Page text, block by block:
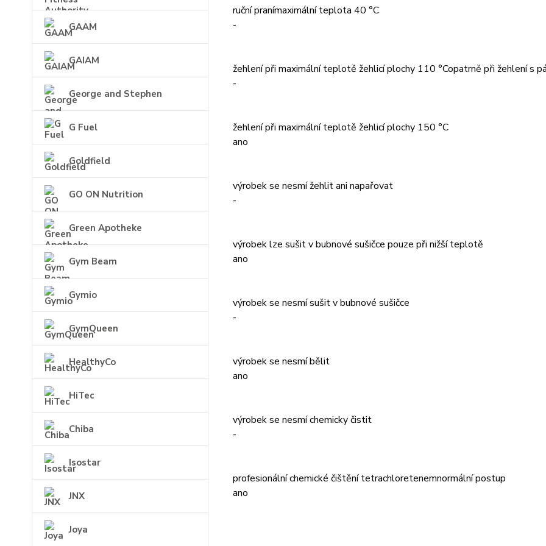
GAAM
GAIAM
George and Stephen
G Fuel
Goldfield
GO ON Nutrition
Green Apotheke
Gym Beam
Gymio
GymQueen
HealthyCo
HiTec
Chiba
Isostar
JNX
Joya
ruční pranímaximální teplota 40 °C
-
žehlení při maximální teplotě žehlicí plochy 110 °Copatrně při žehlení s
-
žehlení při maximální teplotě žehlicí plochy 150 °C
ano
výrobek se nesmí žehlit ani napařovat
-
výrobek lze sušit v bubnové sušičce pouze při nižší teplotě
ano
výrobek se nesmí sušit v bubnové sušičce
-
výrobek se nesmí bělit
ano
výrobek se nesmí chemicky čistit
-
profesionální chemické čištění tetrachloretenemnormální postup
ano